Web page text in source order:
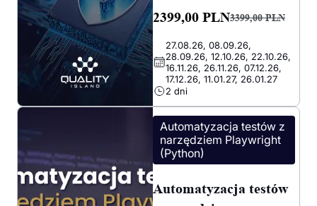
3399,00PLN
Pierwotna
cena
wynosiła:
3399,00 PLN.
2399,00PLN
Aktualna
cena
wynosi:
2399,00 PLN.
27.08.26, 08.09.26,
28.09.26, 12.10.26, 22.10.26,
16.11.26, 26.11.26, 07.12.26,
17.12.26, 11.01.27, 26.01.27
2 dni
Automatyzacja testów z
narzędziem Playwright
(Python)
Automatyzacja testów